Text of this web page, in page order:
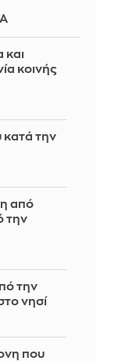
και
κοινής
κατά την
από
την
την
νησί
που